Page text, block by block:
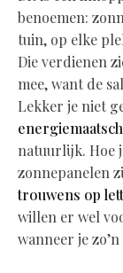
benoemen:
tuin, op elke
Die verdienen
mee, want de
Lekker je niet
natuurlijk. Hoe
zonnepanelen
trouwens op
willen er wel
wanneer je